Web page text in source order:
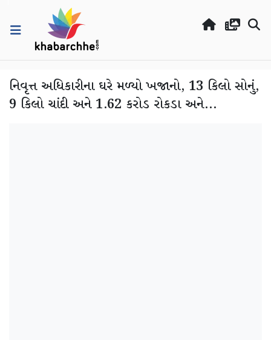
નિવૃત્ત અધિકારીના ઘરે મળ્યો ખજાનો, 13 કિલો સોનું,
9 કિલો ચાંદી અને 1.62 કરોડ રોકડા અને...